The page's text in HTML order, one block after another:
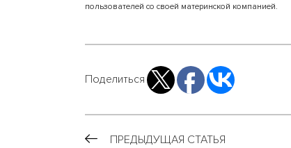
пользователей со своей материнской компанией.
Поделиться
ПРЕДЫДУЩАЯ СТАТЬЯ